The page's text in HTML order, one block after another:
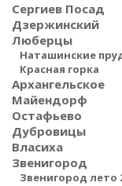
Сергиев Посад
Дзержинский
Люберцы
Наташинские
Красная горка
Архангельское
Майендорф
Остафьево
Дубровицы
Власиха
Звенигород
Звенигород лето